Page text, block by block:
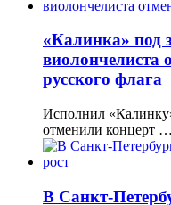
«Калинка» под
виолончелиста
русского флага
Исполнил
отменили концерт …
В Санкт-